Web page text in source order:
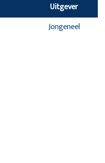
Uitgever
Jongeneel